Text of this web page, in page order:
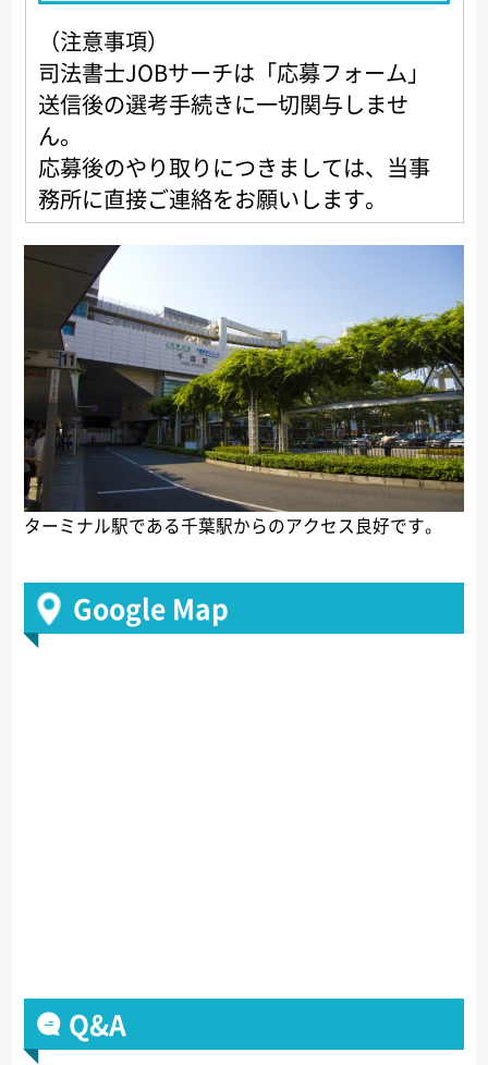
（注意事項）
司法書士JOBサーチは「応募フォーム」
送信後の選考手続きに一切関与しませ
ん。
応募後のやり取りにつきましては、当事
務所に直接ご連絡をお願いします。
ターミナル駅である千葉駅からのアクセス良好です。
Google Map
Q&A